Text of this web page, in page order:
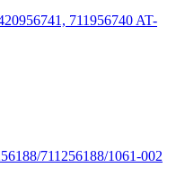
711956740 AT-
711256188/1061-002